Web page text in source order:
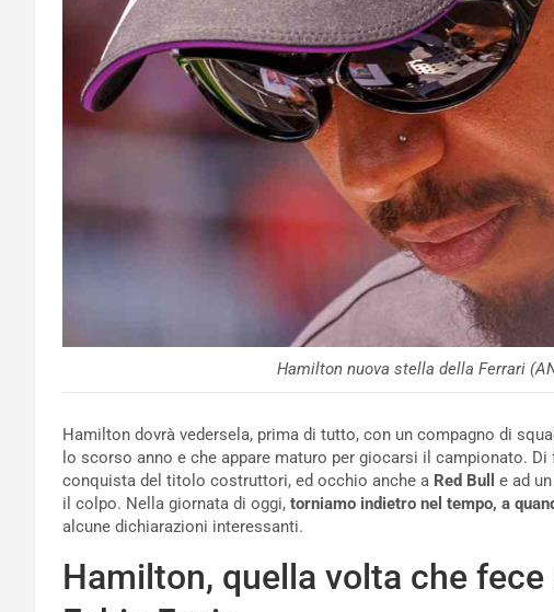
Hamilton nuova stella della Ferrari
Hamilton dovrà vedersela, prima di tutto, con un compagno di
lo scorso anno e che appare maturo per giocarsi il campionato. Di
conquista del titolo costruttori, ed occhio anche a Red Bull e ad un
il colpo. Nella giornata di oggi, torniamo indietro nel tempo, a
alcune dichiarazioni interessanti.
Hamilton, quella volta che